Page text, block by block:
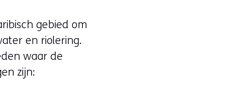
gebied om
en riolering.
waar de
zijn: